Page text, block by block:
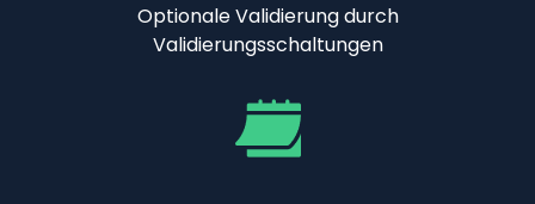
Optionale Validierung durch
Validierungsschaltungen